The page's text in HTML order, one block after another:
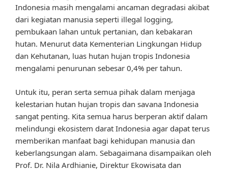
Indonesia masih mengalami ancaman degradasi akibat
dari kegiatan manusia seperti illegal logging,
pembukaan lahan untuk pertanian, dan kebakaran
hutan. Menurut data Kementerian Lingkungan Hidup
dan Kehutanan, luas hutan hujan tropis Indonesia
mengalami penurunan sebesar 0,4% per tahun.
Untuk itu, peran serta semua pihak dalam menjaga
kelestarian hutan hujan tropis dan savana Indonesia
sangat penting. Kita semua harus berperan aktif dalam
melindungi ekosistem darat Indonesia agar dapat terus
memberikan manfaat bagi kehidupan manusia dan
keberlangsungan alam. Sebagaimana disampaikan oleh
Prof. Dr. Nila Ardhianie, Direktur Ekowisata dan